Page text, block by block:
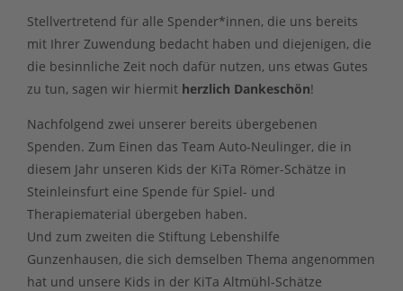
Stellvertretend für alle Spender*innen, die uns bereits
mit Ihrer Zuwendung bedacht haben und diejenigen, die
die besinnliche Zeit noch dafür nutzen, uns etwas Gutes
zu tun, sagen wir hiermit herzlich Dankeschön!
Nachfolgend zwei unserer bereits übergebenen
Spenden. Zum Einen das Team Auto-Neulinger, die in
diesem Jahr unseren Kids der KiTa Römer-Schätze in
Steinleinsfurt eine Spende für Spiel- und
Therapiematerial übergeben haben.
Und zum zweiten die Stiftung Lebenshilfe
Gunzenhausen, die sich demselben Thema angenommen
hat und unsere Kids in der KiTa Altmühl-Schätze